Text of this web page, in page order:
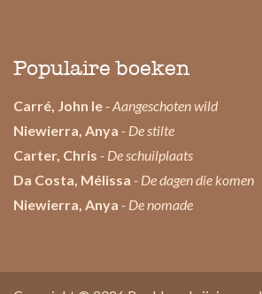
Populaire boeken
Carré, John le - Aangeschoten wild
Niewierra, Anya - De stilte
Carter, Chris - De schuilplaats
Da Costa, Mélissa - De dagen die komen
Niewierra, Anya - De nomade